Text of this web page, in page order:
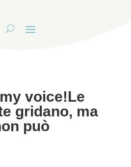
voice!Le
gridano, ma
può